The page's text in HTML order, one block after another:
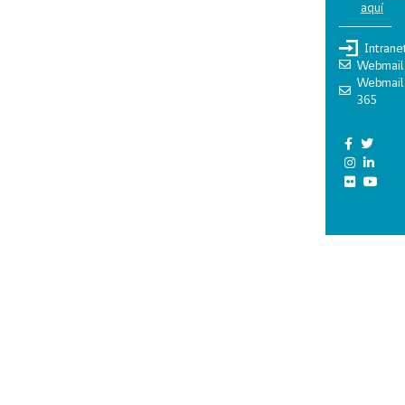
aquí
Webmail
Webmail
365